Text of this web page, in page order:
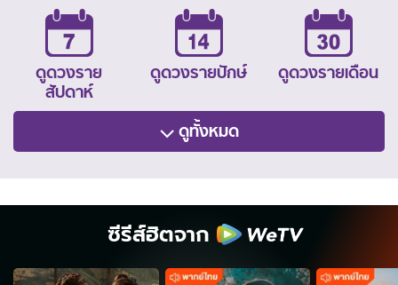
ดูดวงราย
สัปดาห์
ดูดวงรายปักษ์ ดูดวงรายเดือน
ดูทั้งหมด
ซีรีส์ฮิตจาก